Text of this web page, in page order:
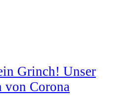
Grinch! Unser
Corona